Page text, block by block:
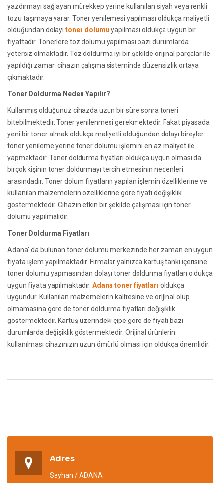
yazdırmayı sağlayan mürekkep yerine kullanılan siyah veya renkli
tozu taşımaya yarar. Toner yenilemesi yapılması oldukça maliyetli
olduğundan dolayı toner dolumu yapılması oldukça uygun bir
fiyattadır. Tonerlere toz dolumu yapılması bazı durumlarda
yetersiz olmaktadır. Toz doldurma iyi bir şekilde orijinal parçalar ile
yapıldığı zaman cihazın çalışma sisteminde düzensizlik ortaya
çıkmaktadır.
Toner Doldurma Neden Yapılır?
Kullanmış olduğunuz cihazda uzun bir süre sonra toneri
bitebilmektedir. Toner yenilenmesi gerekmektedir. Fakat piyasada
yeni bir toner almak oldukça maliyetli olduğundan dolayı bireyler
toner yenileme yerine toner dolumu işlemini en az maliyet ile
yapmaktadır. Toner doldurma fiyatları oldukça uygun olması da
birçok kişinin toner doldurmayı tercih etmesinin nedenleri
arasındadır. Toner dolum fiyatların yapılan işlemin özelliklerine ve
kullanılan malzemelerin özelliklerine göre fiyatı değişiklik
göstermektedir. Cihazın etkin bir şekilde çalışması için toner
dolumu yapılmalıdır.
Toner Doldurma Fiyatları
Adana’ da bulunan toner dolumu merkezinde her zaman en uygun
fiyata işlem yapılmaktadır. Firmalar yalnızca kartuş tankı içerisine
toner dolumu yapmasından dolayı toner doldurma fiyatları oldukça
uygun fiyata yapılmaktadır. Adana toner fiyatları oldukça
uygundur. Kullanılan malzemelerin kalitesine ve orijinal olup
olmamasına göre de toner doldurma fiyatları değişiklik
göstermektedir. Kartuş üzerindeki çipe göre de fiyatı bazı
durumlarda değişiklik göstermektedir. Orijinal ürünlerin
kullanılması cihazınızın uzun ömürlü olması için oldukça önemlidir.
Adres
Seyhan / ADANA